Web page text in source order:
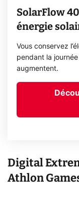
SolarFlow
énergie
Vous conservez
pendant la
augmentent.
Digital
Athlon